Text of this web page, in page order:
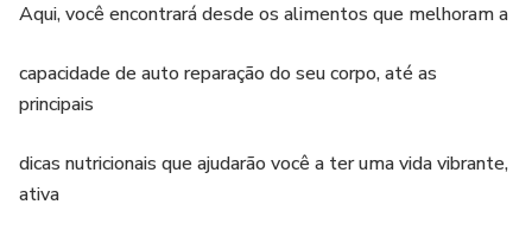
Aqui, você encontrará desde os alimentos que melhoram a
capacidade de auto reparação do seu corpo, até as
principais
dicas nutricionais que ajudarão você a ter uma vida vibrante,
ativa